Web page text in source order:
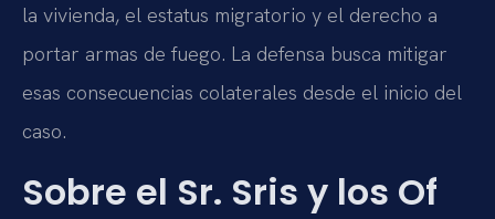
la vivienda, el estatus migratorio y el derecho a
portar armas de fuego. La defensa busca mitigar
esas consecuencias colaterales desde el inicio del
caso.
Sobre el Sr. Sris y los Of